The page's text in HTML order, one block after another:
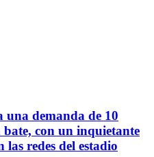
una demanda de 10
con un inquietante
las redes del estadio